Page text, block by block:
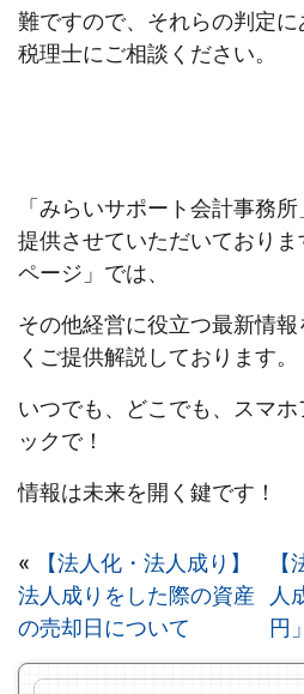
難ですので、それらの判定
税理士にご相談ください。
「みらいサポート会計事務
提供させていただいており
ページ」では、
その他経営に役立つ最新情
くご提供解説しております。
いつでも、どこでも、スマ
ックで！
情報は未来を開く鍵です！
«
【法人化・法人成り】
法人成りをした際の資産
の売却日について
人
円